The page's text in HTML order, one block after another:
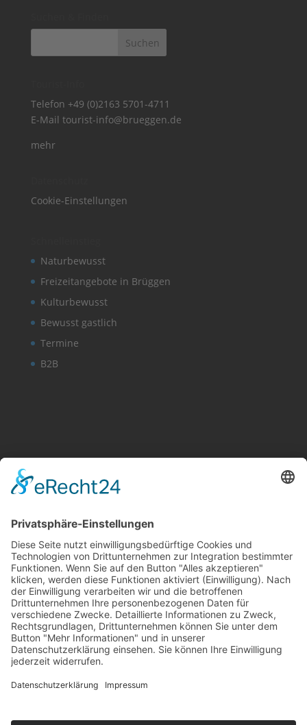
Telefon +49 (0)2163 5701-4711
E-Mail tourist-info@brueggen.de
mehr
Cookie-Einstellungen
Naturbewusst
Freizeitangebote in Brüggen
Kulturbewusst
Bewusst gastlich
Termine
B2B
Kontakt Newsletter